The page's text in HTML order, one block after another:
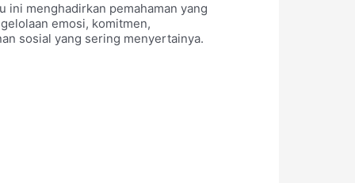
ini menghadirkan pemahaman yang
emosi, komitmen,
sosial yang sering menyertainya.